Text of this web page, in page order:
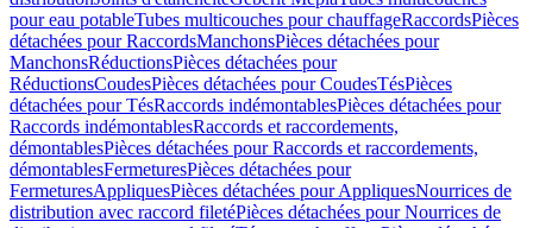
pour eau potableTubes multicouches pour chauffageRaccordsPièces
détachées pour RaccordsManchonsPièces détachées pour
ManchonsRéductionsPièces détachées pour
RéductionsCoudesPièces détachées pour CoudesTésPièces
détachées pour TésRaccords indémontablesPièces détachées pour
Raccords indémontablesRaccords et raccordements,
démontablesPièces détachées pour Raccords et raccordements,
démontablesFermeturesPièces détachées pour
FermeturesAppliquesPièces détachées pour AppliquesNourrices de
distribution avec raccord filetéPièces détachées pour Nourrices de